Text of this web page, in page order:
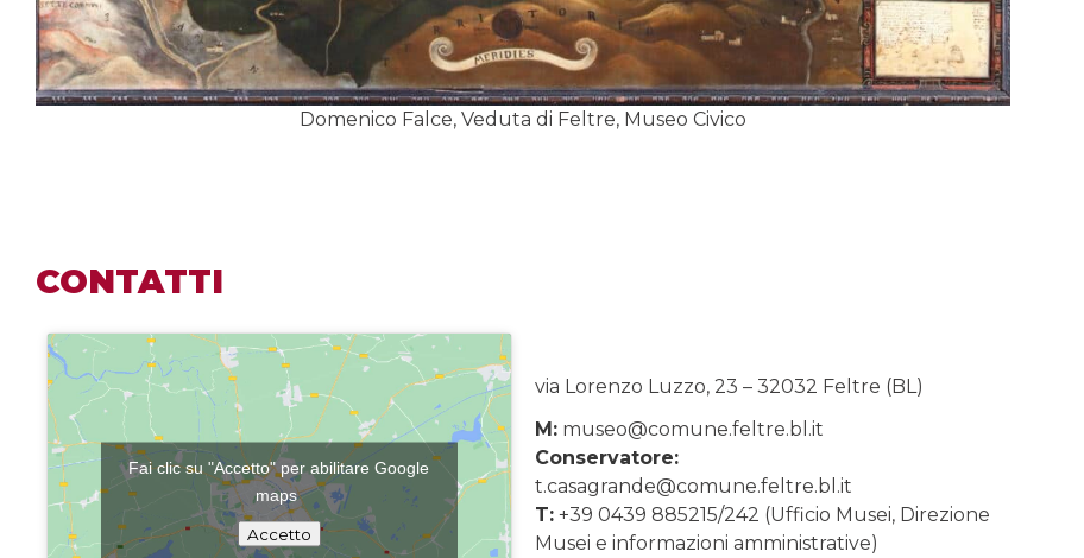
Domenico Falce, Veduta di Feltre, Museo Civico
CONTATTI
Fai clic su "Accetto" per abilitare Google
maps
Accetto
via Lorenzo Luzzo, 23 – 32032 Feltre (BL)
M:museo@comune.feltre.bl.it
Conservatore:
t.casagrande@comune.feltre.bl.it
T:+39 0439 885215/242 (Ufficio Musei, Direzione
Musei e informazioni amministrative)